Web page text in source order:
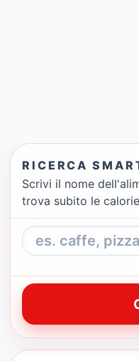
RICERCA
Scrivi il nome
trova subito le